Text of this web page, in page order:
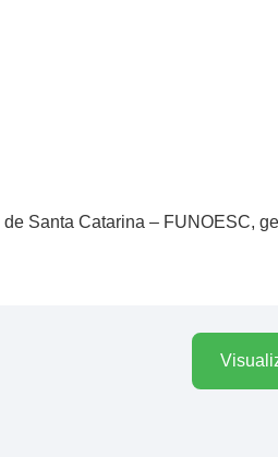
Santa Catarina – FUNOESC,